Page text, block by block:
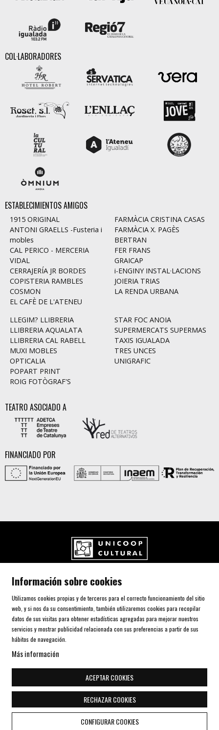
COL·LABORADORES
ESTABLECIMIENTOS AMIGOS
1915 ORIGINAL
ANTONI GRAELLS -Fusteria i
mobles
CAL PERICO - MERCERIA
VIDAL
CERRAJERÍA JR BORDES
COPISTERIA RAMBLES
COSMON
EL CAFÈ DE L'ATENEU
FARMÀCIA CRISTINA CASAS
FARMÀCIA X. PAGÈS
BERTRAN
FER FRANS
GRAICAP
i-ENGINY INSTAL·LACIONS
JOIERIA TRIAS
LA RENDA URBANA
LLEGIM? LLIBRERIA
LLIBRERIA AQUALATA
LLIBRERIA CAL RABELL
MUXI MOBLES
OPTICALIA
POPART PRINT
ROIG FOTÒGRAF'S
STAR FOC ANOIA
SUPERMERCATS SUPERMAS
TAXIS IGUALADA
TRES UNCES
UNIGRAFIC
TEATRO ASOCIADO A
FINANCIADO POR
Carrer de l'Aurora, 80 (Plaça de Cal Font)
Telf. 93 805 00 75
AVISO LEGAL Y POLÍTICA DE PRIVACIDAD
DECLARACIÓN DE ACCESIBILIDAD
CONTACTO
Link a instagram
Link a youtube
Link a twitter
Link a facebook
Link a telegram
Información sobre cookies
Utilizamos cookies propias y de terceros para el correcto funcionamiento del sitio
web, y si nos da su consentimiento, también utilizaremos cookies para recopilar
datos de sus visitas para obtener estadísticas agregadas para mejorar nuestros
servicios y mostrar publicidad relacionada con sus preferencias a partir de sus
hábitos de navegación.
Más información
ACEPTAR COOKIES
RECHAZAR COOKIES
CONFIGURAR COOKIES